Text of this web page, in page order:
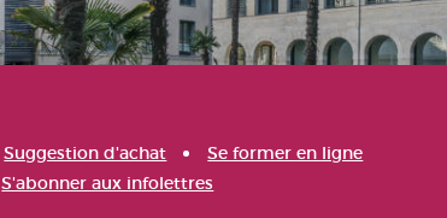
Suggestion d'achat
Se former en ligne
S'abonner aux infolettres